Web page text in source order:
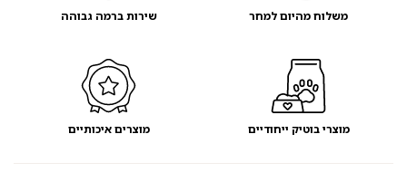
משלוח מהיום למחר שירות ברמה גבוהה
מוצרי בוטיק ייחודיים מוצרים איכותיים